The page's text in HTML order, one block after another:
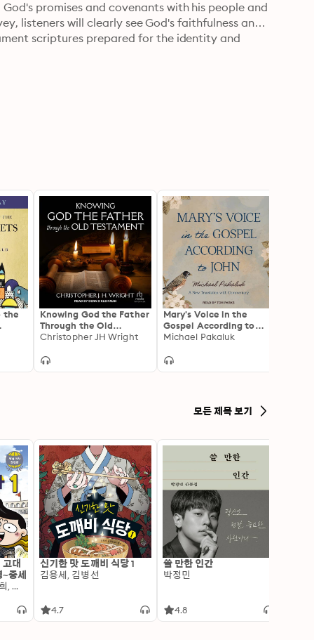
promises and covenants with his people and
listeners will clearly see God's faithfulness and
scriptures prepared for the identity and
the
Knowing God the Father
Through the Old
Testament
Christopher JH Wright
Mary's Voice in the
Gospel According to
John: A New Translation
Michael Pakaluk
모든 제목 보기
대
중세
김선혜, 정지윤, 노남희, 뭉선생, 윤효식, 이우일, 김선빈, 사회평론 역사연구소
신기한 맛 도깨비 식당 1
김용세, 김병선
4.7
쓸 만한 인간
박정민
4.8